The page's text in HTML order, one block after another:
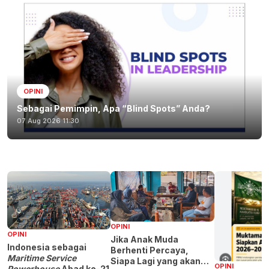
OPINI
Sebagai Pemimpin, Apa “Blind Spots” Anda?
07 Aug 2026 11:30
OPINI
Indonesia sebagai
Maritime Service
OPINI
Jika Anak Muda
Berhenti Percaya,
Siapa Lagi yang akan
OPINI